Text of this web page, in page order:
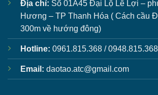
Địa chỉ: Số 01A45 Đại Lộ Lê Lợi –
Hương – TP Thanh Hóa ( Cách cầu
300m về hướng đông)
Hotline: 0961.815.368 / 0948.815.368
Email: daotao.atc@gmail.com